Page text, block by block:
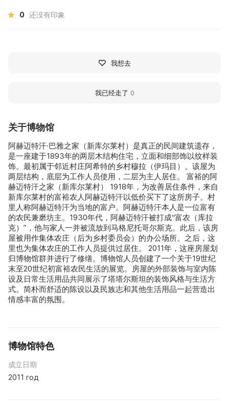
关于博物馆
阿赫迈特汗·巴雅之家（新库尔莱村）是真正的民间建筑遗存，
是一座建于1893年的两层木结构住宅，立面和细部饰以纹样装
饰。最初属于邻近村庄阿希特的乡村穆拉（伊玛目）。该屋为
两层结构，底层为工作人员使用，二层为主人居住。 富裕的阿
赫迈特汗之家（新库尔莱村） 1918年，为改善居住条件，来自
新库尔莱村的富裕农人阿赫迈特汗以低价买下了这所房子。村
里人称阿赫迈特汗为当地的富户。阿赫迈特汗本人是一位富有
的农民兼磨坊主。1930年代，阿赫迈特汗被打成“富农（库拉
克）”，他与家人一并被流放到马格尼托哥尔斯克。此后，该房
屋被用作集体农庄（后为乡村委员会）的办公场所。之后，这
里也为集体农庄的工作人员提供过居住。 2011年，这座房屋划
归博物馆群并进行了修缮。博物馆人员创建了一个关于19世纪
末至20世纪初富裕农民生活的展览。房屋的外部装饰与室内陈
设及日常生活用品共同展示了塔塔尔斯坦的装饰风格与生活方
式。简朴而舒适的陈设以及民族志和其他生活用品一起营造出
情感丰富的氛围。
博物馆特色
成立日期
2011 год
0 还没有印象
我想去
我已经走了 0